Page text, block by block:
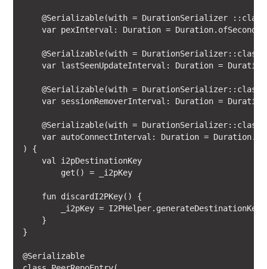
@Serializable(with = DurationSerializer
var pexInterval: Duration =
    @Serializable(with = DurationSerializer::class)
var lastSeenUpdateInterval: Duration =
    @Serializable(with = DurationSerializer::class)
var sessionRemoverInterval: Duration =
    @Serializable(with = DurationSerializer::class)
var autoConnectInterval: Duration =
) {
    val i2pDestinationKey
        get() = _i2pKey
    fun discardI2PKey() {
_i2pKey =
    }
}
@Serializable